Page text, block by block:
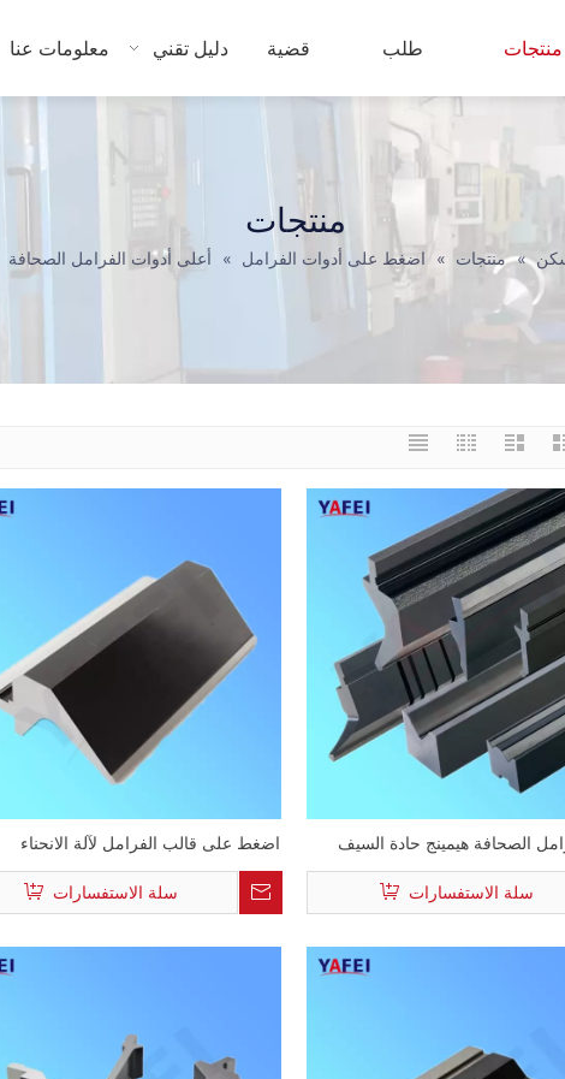
منتجات طلب قضية دليل تقني معلومات عنا
منتجات
» منتجات » اضغط على أدوات الفرامل » أعلى أدوات الفرامل الصحافة
الصحافة هيمينج حادة السيف
سلة الاستفسارات
اضغط على قالب الفرامل لآلة الانحناء
سلة الاستفسارات